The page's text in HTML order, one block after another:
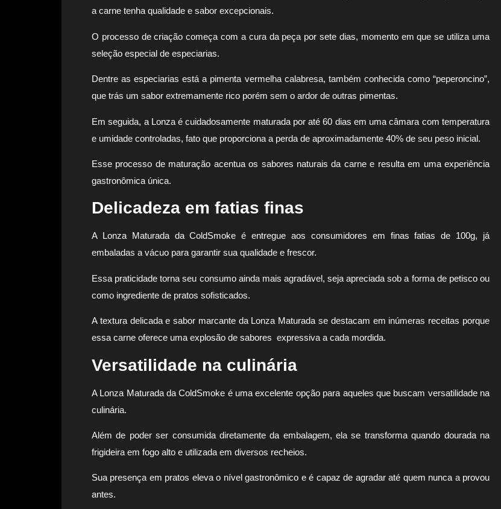
a carne tenha qualidade e sabor excepcionais.
O processo de criação começa com a cura da peça por sete dias, momento em que se utiliza uma
seleção especial de especiarias.
Dentre as especiarias está a pimenta vermelha calabresa, também conhecida como “peperoncino”,
que trás um sabor extremamente rico porém sem o ardor de outras pimentas.
Em seguida, a Lonza é cuidadosamente maturada por até 60 dias em uma câmara com temperatura
e umidade controladas, fato que proporciona a perda de aproximadamente 40% de seu peso inicial.
Esse processo de maturação acentua os sabores naturais da carne e resulta em uma experiência
gastronômica única.
Delicadeza em fatias finas
A Lonza Maturada da ColdSmoke é entregue aos consumidores em finas fatias de 100g, já
embaladas a vácuo para garantir sua qualidade e frescor.
Essa praticidade torna seu consumo ainda mais agradável, seja apreciada sob a forma de petisco ou
como ingrediente de pratos sofisticados.
A textura delicada e sabor marcante da Lonza Maturada se destacam em inúmeras receitas porque
essa carne oferece uma explosão de sabores expressiva a cada mordida.
Versatilidade na culinária
A Lonza Maturada da ColdSmoke é uma excelente opção para aqueles que buscam versatilidade na
culinária.
Além de poder ser consumida diretamente da embalagem, ela se transforma quando dourada na
frigideira em fogo alto e utilizada em diversos recheios.
Sua presença em pratos eleva o nível gastronômico e é capaz de agradar até quem nunca a provou
antes.